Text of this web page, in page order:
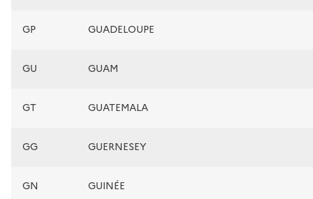
GP GUADELOUPE
GU GUAM
GT GUATEMALA
GG GUERNESEY
GN GUINÉE